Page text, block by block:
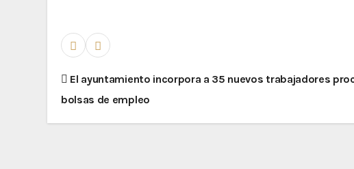
El ayuntamiento incorpora a 35 nuevos trabajadores
bolsas de empleo